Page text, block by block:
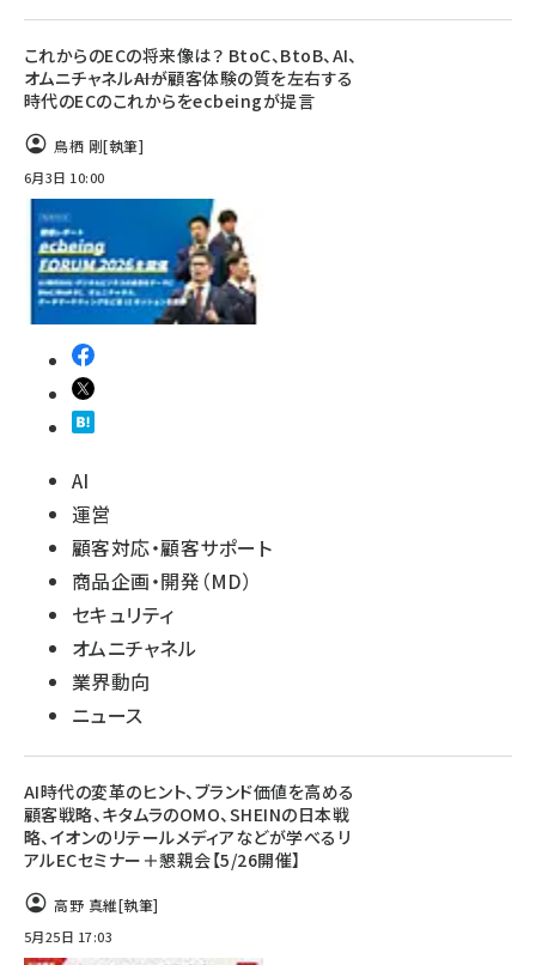
これからのECの将来像は？ BtoC、BtoB、AI、
オムニチャネル――AIが顧客体験の質を左右する
時代のECのこれからをecbeingが提言
鳥栖 剛[執筆]
6月3日 10:00
AI
運営
顧客対応・顧客サポート
商品企画・開発（MD）
セキュリティ
オムニチャネル
業界動向
ニュース
AI時代の変革のヒント、ブランド価値を高める
顧客戦略、キタムラのOMO、SHEINの日本戦
略、イオンのリテールメディアなどが学べるリ
アルECセミナー＋懇親会【5/26開催】
高野 真維[執筆]
5月25日 17:03